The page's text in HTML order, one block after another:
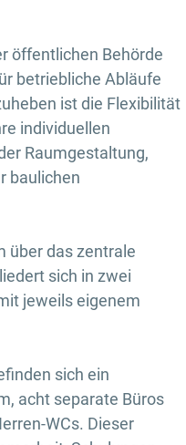
öffentlichen Behörde
betriebliche Abläufe
ist die Flexibilität
individuellen
Raumgestaltung,
baulichen
über das zentrale
sich in zwei
jeweils eigenem
sich ein
acht separate Büros
WCs. Dieser